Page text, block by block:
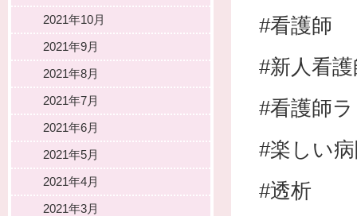
#看護師
#新人看
#看護師
#楽しい
#透析
2021年10月
2021年9月
2021年8月
2021年7月
2021年6月
2021年5月
2021年4月
2021年3月